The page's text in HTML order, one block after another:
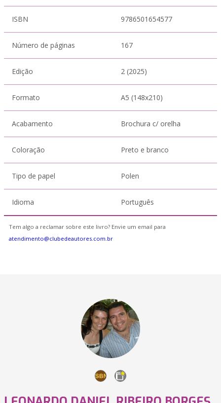
ISBN 9786501654577
Número de páginas 167
Edição 2 (2025)
Formato A5 (148x210)
Acabamento Brochura c/ orelha
Coloração Preto e branco
Tipo de papel Polen
Idioma Português
Tem algo a reclamar sobre este livro? Envie um email para
atendimento@clubedeautores.com.br